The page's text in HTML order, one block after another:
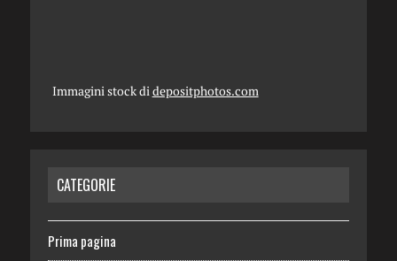
Immagini stock di depositphotos.com
CATEGORIE
Prima pagina